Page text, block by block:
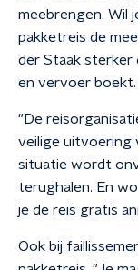
meebrengen. Wil
pakketreis de
der Staak sterker
en vervoer boekt.
"De
veilige uitvoering
situatie wordt
terughalen. En
je de reis gratis
Ook bij